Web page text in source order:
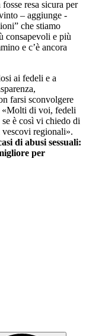
resa sicura per
– aggiunge -
che stiamo
consapevoli e più
e c’è ancora
ai fedeli e a
farsi sconvolgere
«Molti di voi, fedeli
è così vi chiedo di
regionali».
di abusi sessuali:
per